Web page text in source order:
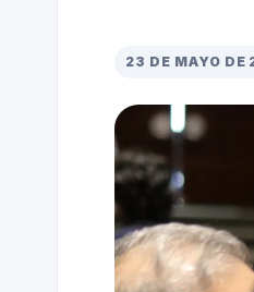
23 DE MAYO DE